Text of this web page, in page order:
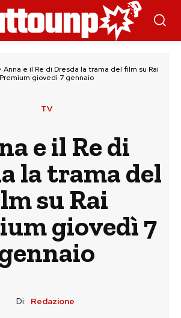
Anna e il Re di Dresda la trama del film su Rai
Premium giovedì 7 gennaio
TV
e il Re di
la trama del
su Rai
giovedì 7
Di: Redazione